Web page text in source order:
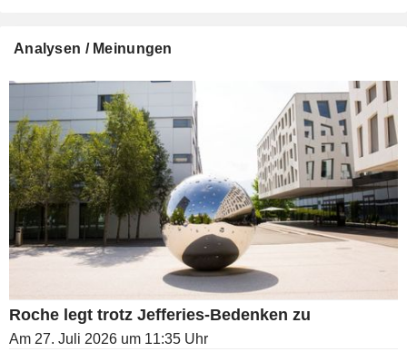
an, darunter Produkte für die Zellanalyse, Genexpression,
Analysen / Meinungen
Roche legt trotz Jefferies-Bedenken zu
Am 27. Juli 2026 um 11:35 Uhr